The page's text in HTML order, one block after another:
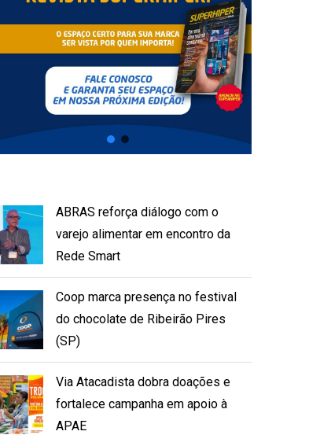
ABRAS reforça diálogo com o
varejo alimentar em encontro da
Rede Smart
Coop marca presença no festival
do chocolate de Ribeirão Pires
(SP)
Via Atacadista dobra doações e
fortalece campanha em apoio à
APAE